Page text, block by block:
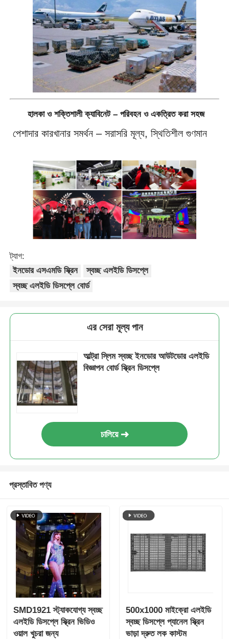
হালকা ও শক্তিশালী ক্যাবিনেট – পরিবহন ও একত্রিত করা সহজ
পেশাদার কারখানার সমর্থন – সরাসরি মূল্য, স্থিতিশীল গুণমান
ট্যাগ:
ইনডোর এসএমডি স্ক্রিন
স্বচ্ছ এলইডি ডিসপ্লে
স্বচ্ছ এলইডি ডিসপ্লে বোর্ড
এর সেরা মূল্য পান
আল্ট্রা স্লিম স্বচ্ছ ইনডোর আউটডোর এলইডি
বিজ্ঞাপন বোর্ড স্ক্রিন ডিসপ্লে
চালিয়ে
প্রস্তাবিত পণ্য
SMD1921 স্ট্যাকযোগ্য স্বচ্ছ
এলইডি ডিসপ্লে স্ক্রিন ভিডিও
ওয়াল খুচরা জন্য
500x1000 মাইক্রো এলইডি
স্বচ্ছ ডিসপ্লে প্যানেল স্ক্রিন
ভাড়া দ্রুত লক কাস্টম